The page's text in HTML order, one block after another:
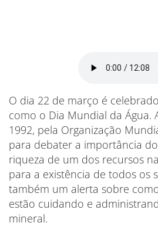
O dia 22 de março é
como o Dia Mundial da Água.
1992, pela Organização
para debater a importância
riqueza de um dos recursos
para a existência de todos os
também um alerta sobre
estão cuidando e
mineral.